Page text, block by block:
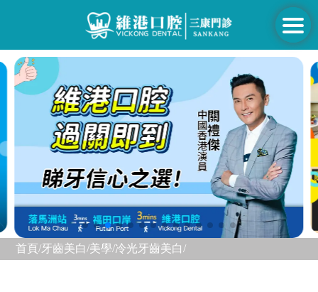
首頁/牙齒美白/美學/冷光牙齒美白/